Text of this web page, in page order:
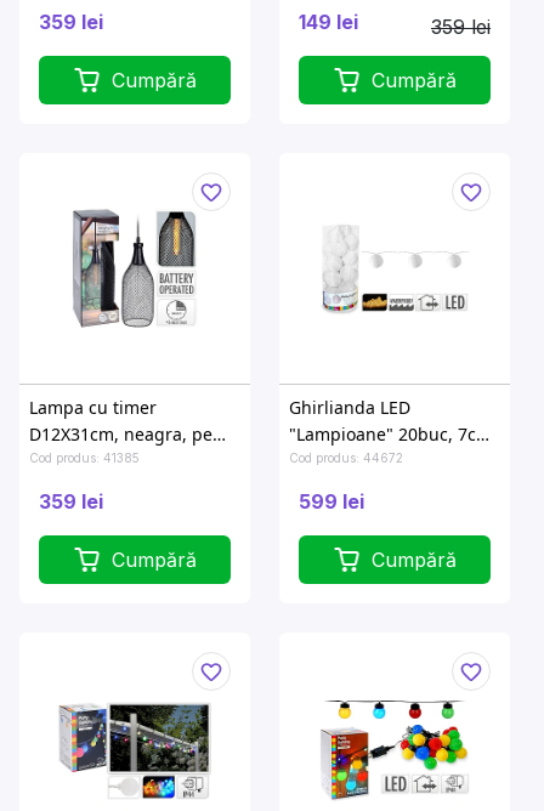
359 lei
Cumpără
149 lei 359 lei
Cumpără
Lampa cu timer
D12X31cm, neagra, pe
baterii 4AA, nu sunt
Cod produs: 41385
359 lei
Cumpără
Ghirlianda LED
"Lampioane" 20buc, 7cm,
alb-cald
Cod produs: 44672
599 lei
Cumpără